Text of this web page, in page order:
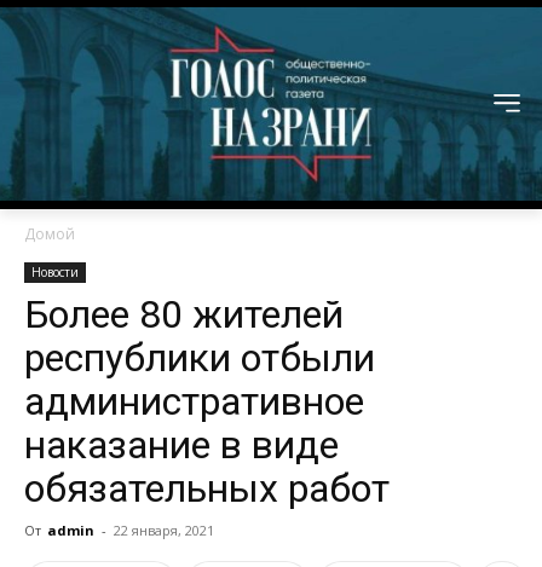
Домой
Новости
Более 80 жителей
республики отбыли
административное
наказание в виде
обязательных работ
От admin - 22 января, 2021